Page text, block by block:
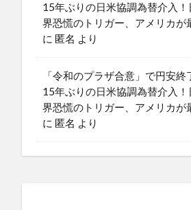
15年ぶりの日米協調為替介入
界恐慌のトリガー、アメリカが
に 匿名 より
「令和のプラザ合意」で円安終
15年ぶりの日米協調為替介入
界恐慌のトリガー、アメリカが
に 匿名 より